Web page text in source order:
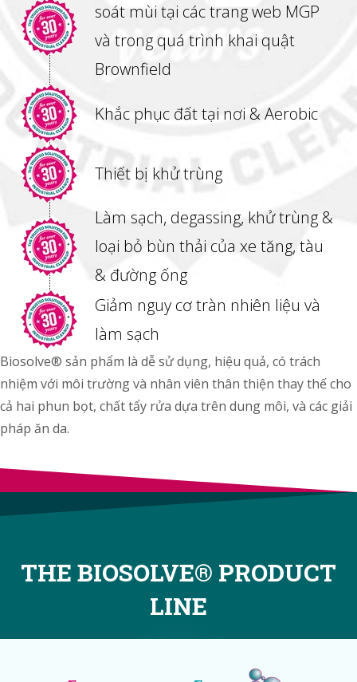
soát mùi tại các trang web MGP
và trong quá trình khai quật
Brownfield
Khắc phục đất tại nơi & Aerobic
Thiết bị khử trùng
Làm sạch, degassing, khử trùng &
loại bỏ bùn thải của xe tăng, tàu
& đường ống
Giảm nguy cơ tràn nhiên liệu và
làm sạch
Biosolve® sản phẩm là dễ sử dụng, hiệu quả, có trách
nhiệm với môi trường và nhân viên thân thiện thay thế cho
cả hai phun bọt, chất tẩy rửa dựa trên dung môi, và các giải
pháp ăn da.
THE BIOSOLVE® PRODUCT
LINE